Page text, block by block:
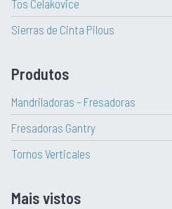
Tos Celakovice
Sierras de Cinta Pilous
Produtos
Mandriladoras – Fresadoras
Fresadoras Gantry
Tornos Verticales
Mais vistos